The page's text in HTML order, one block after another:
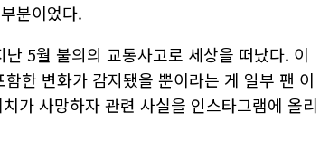
분이었다.
5월 불의의 교통사고로 세상을 떠났다. 이
한 변화가 감지됐을 뿐이라는 게 일부 팬 이
가 사망하자 관련 사실을 인스타그램에 올리